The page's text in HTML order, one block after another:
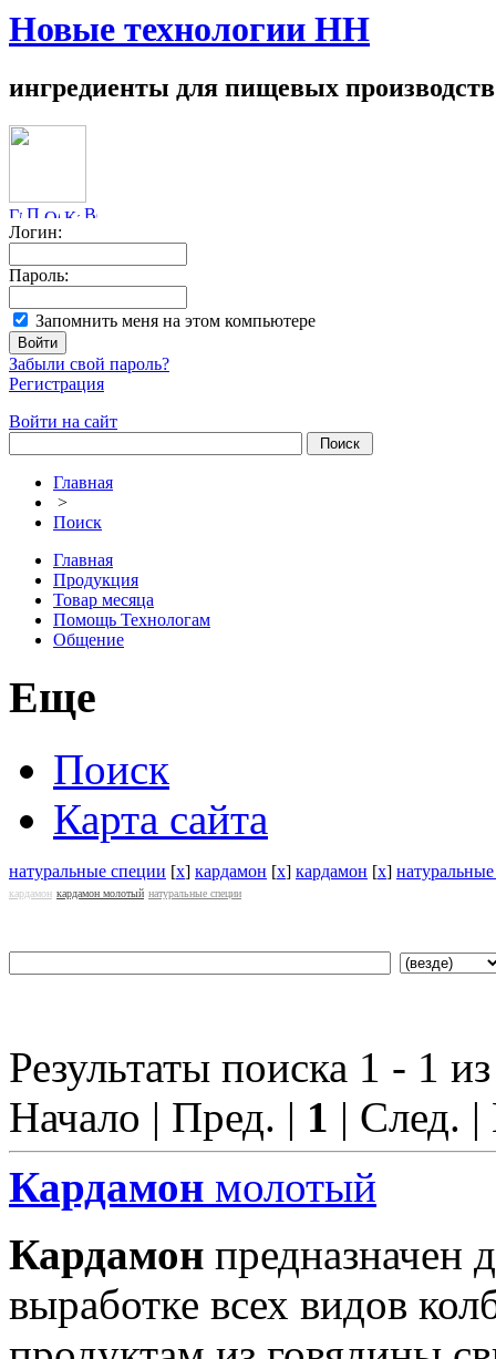
Новые технологии НН
ингредиенты для пищевых производств
Логин:
Пароль:
Запомнить меня на этом компьютере
Забыли свой пароль?
Регистрация
Войти на сайт
Главная
>
Поиск
Главная
Продукция
Товар месяца
Помощь Технологам
Общение
Еще
Поиск
Карта сайта
натуральные специи [x] кардамон [x] кардамон [x]
кардамон кардамон молотый натуральные специи
Результаты поиска 1 - 1
Начало | Пред. | 1 | След.
Кардамон молотый
Кардамон предназначен
выработке всех видов